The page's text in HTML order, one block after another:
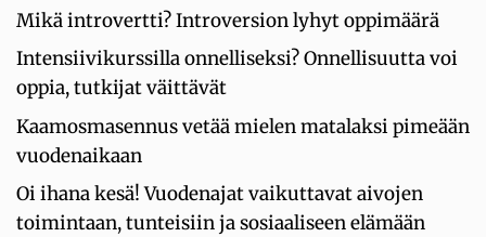
Mikä introvertti? Introversion lyhyt oppimäärä
Intensiivikurssilla onnelliseksi? Onnellisuutta voi
oppia, tutkijat väittävät
Kaamosmasennus vetää mielen matalaksi pimeään
vuodenaikaan
Oi ihana kesä! Vuodenajat vaikuttavat aivojen
toimintaan, tunteisiin ja sosiaaliseen elämään